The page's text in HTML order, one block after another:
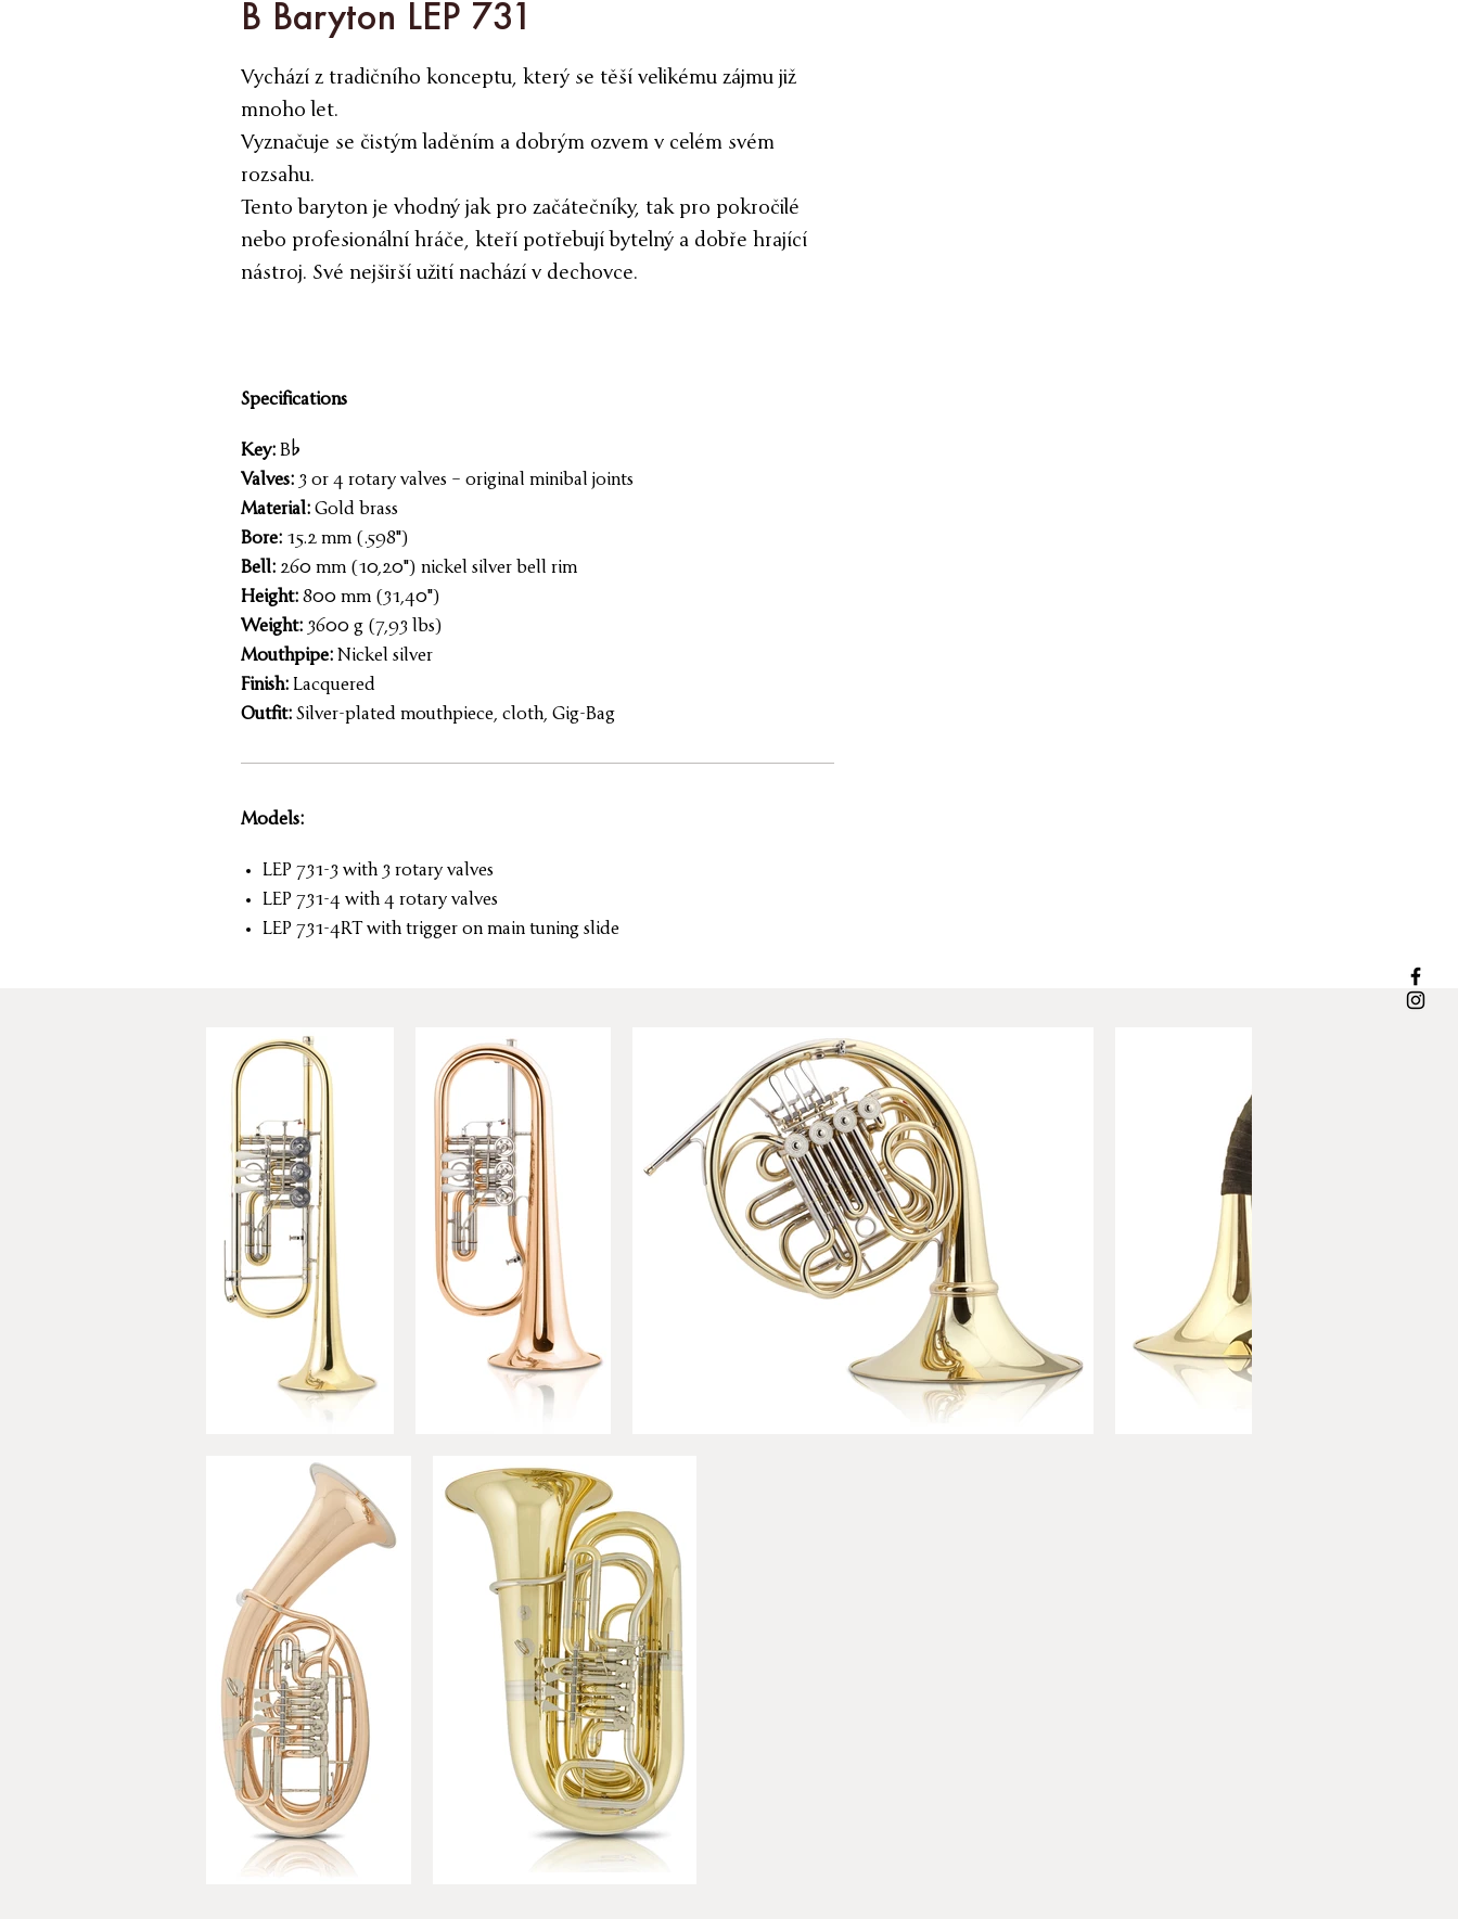
B Baryton LEP 731
Vychází z tradičního konceptu, který se těší velikému zájmu již
mnoho let.
Vyznačuje se čistým laděním a dobrým ozvem v celém svém
rozsahu.
Tento baryton je vhodný jak pro začátečníky, tak pro pokročilé
nebo profesionální hráče, kteří potřebují bytelný a dobře hrající
nástroj. Své nejširší užití nachází v dechovce.
Specifications
Key: B%
Valves: 3 or 4 rotary valves – original minibal joints
Material: Gold brass
Bore: 15.2 mm (.598")
Bell: 260 mm (10,20") nickel silver bell rim
Height: 800 mm (31,40")
Weight: 3600 g (7,93 lbs)
Mouthpipe: Nickel silver
Finish: Lacquered
Outfit: Silver-plated mouthpiece, cloth, Gig-Bag
Models:
LEP 731-3 with 3 rotary valves
LEP 731-4 with 4 rotary valves
LEP 731-4RT with trigger on main tuning slide